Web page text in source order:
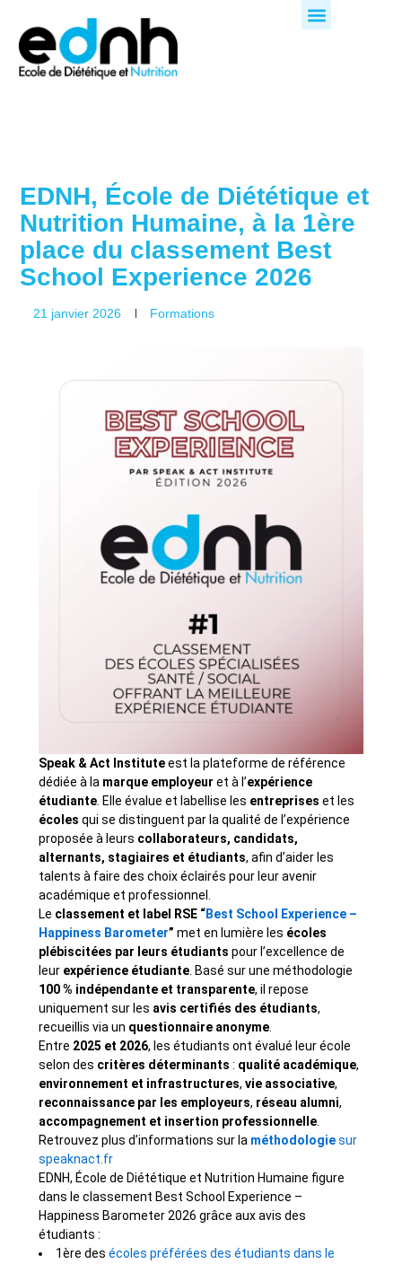
contenu
EDNH, École de Diététique et
Nutrition Humaine, à la 1ère
place du classement Best
School Experience 2026
21 janvier 2026 Formations
Speak & Act Instituteest la plateforme de référence
dédiée à la marque employeur et à l’expérience
étudiante. Elle évalue et labellise les entreprises et les
écoles qui se distinguent par la qualité de l’expérience
proposée à leurs collaborateurs, candidats,
alternants, stagiaires et étudiants, afin d’aider les
talents à faire des choix éclairés pour leur avenir
académique et professionnel.
Le classement et label RSE “Best School Experience –
Happiness Barometer” met en lumière les écoles
plébiscitées par leurs étudiants pour l’excellence de
leur expérience étudiante. Basé sur une méthodologie
100 % indépendante et transparente, il repose
uniquement sur les avis certifiés des étudiants,
recueillis via un questionnaire anonyme.
Entre 2025 et 2026, les étudiants ont évalué leur école
selon des critères déterminants : qualité académique,
environnement et infrastructures, vie associative,
reconnaissance par les employeurs, réseau alumni,
accompagnement et insertion professionnelle.
Retrouvez plus d’informations sur la méthodologiesur
speaknact.fr
EDNH, École de Diététique et Nutrition Humaine figure
dans le classement Best School Experience –
Happiness Barometer 2026 grâce aux avis des
étudiants :
1ère des écoles préférées des étudiants dans le